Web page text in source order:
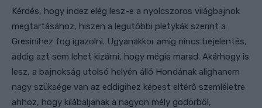
Kérdés, hogy indez elég lesz-e a nyolcszoros világbajnok
megtartásához, hiszen a legutóbbi pletykák szerint a
Gresinihez fog igazolni. Ugyanakkor amíg nincs bejelentés,
addig azt sem lehet kizárni, hogy mégis marad. Akárhogy is
lesz, a bajnokság utolsó helyén álló Hondának alighanem
nagy szüksége van az eddigihez képest eltérő szemléletre
ahhoz, hogy kilábaljanak a nagyon mély gödörből,